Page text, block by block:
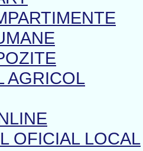
AGRICOL
OFICIAL LOCAL